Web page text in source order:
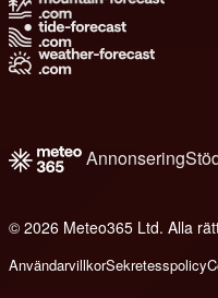
Annonsering
© 2026 Meteo365 Ltd. Alla
AnvändarvillkorSekretesspolicy